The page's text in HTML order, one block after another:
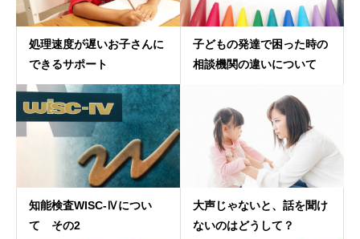
処理速度が遅いお子さんに
できるサポート
子どもの発達で困った時の
相談機関の違いについて
知能検査WISC-Ⅳについ
て その2
大声じゃないと、話を聞け
ないのはどうして？